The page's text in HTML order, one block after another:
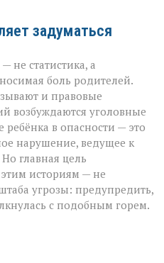
задуматься
не статистика, а
боль родителей.
и правовые
возбуждаются уголовные
ребёнка в опасности — это
нарушение, ведущее к
главная цель
историям — не
угрозы: предупредить,
с подобным горем.